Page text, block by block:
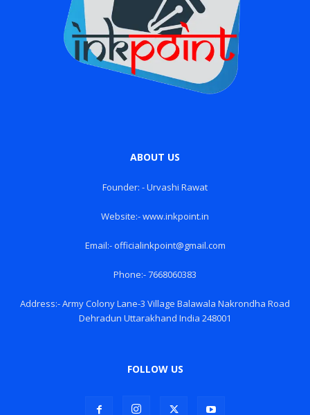
ABOUT US
Founder: - Urvashi Rawat
Website:- www.inkpoint.in
Email:- officialinkpoint@gmail.com
Phone:- 7668060383
Address:- Army Colony Lane-3 Village Balawala Nakrondha Road
Dehradun Uttarakhand India 248001
FOLLOW US